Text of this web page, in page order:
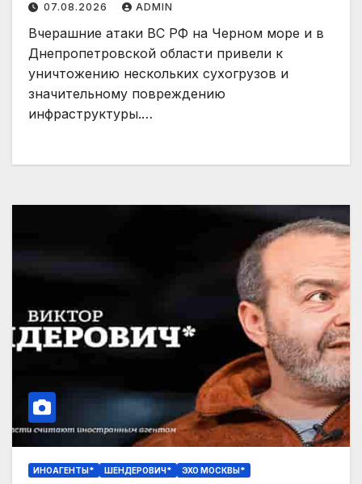
07.08.2026 ADMIN
Вчерашние атаки ВС РФ на Черном море и в
Днепропетровской области привели к
уничтожению нескольких сухогрузов и
значительному повреждению
инфраструктуры.…
ИНОАГЕНТЫ* ШЕНДЕРОВИЧ* ЭХО МОСКВЫ*